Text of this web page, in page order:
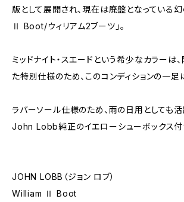
版として展開され、現在は廃盤となっている
Ⅱ Boot/ウィリアム2ブーツ」。
ミッドナイト・スエードという希少なカラーは
た特別仕様のため、このコンディションの一足
ラバーソール仕様のため、雨の日用としても活
John Lobb純正のイエローシューボックス付
JOHN LOBB（ジョン ロブ）
William Ⅱ Boot